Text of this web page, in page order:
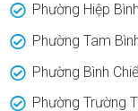
Phường Hiệp
Phường Tam
Phường Bình
Phường Trường